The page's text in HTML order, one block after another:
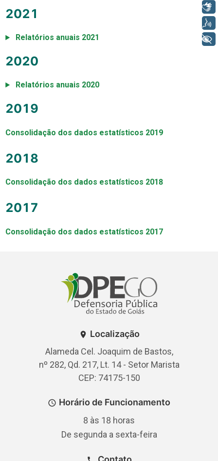
2021
Relatórios anuais 2021
2020
Relatórios anuais 2020
2019
Consolidação dos dados estatísticos 2019
2018
Consolidação dos dados estatísticos 2018
2017
Consolidação dos dados estatísticos 2017
Localização
Alameda Cel. Joaquim de Bastos,
nº 282, Qd. 217, Lt. 14 - Setor Marista
CEP: 74175-150
Horário de Funcionamento
8 às 18 horas
De segunda a sexta-feira